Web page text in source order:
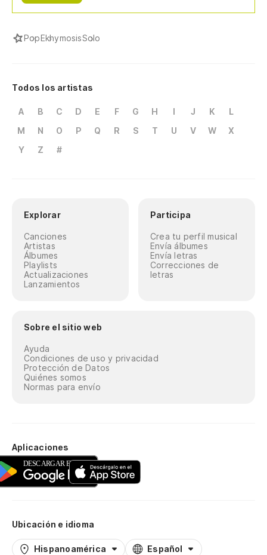
PopEkhymosisSolo
Todos los artistas
A B C D E F G H I J K
L
M
N O P Q R S T U V W
X
Y
Z #
Explorar
Canciones
Artistas
Álbumes
Playlists
Actualizaciones
Lanzamientos
Participa
Crea tu perfil musical
Envía álbumes
Envía letras
Correcciones de
letras
Sobre el sitio web
Ayuda
Condiciones de uso y privacidad
Protección de Datos
Quiénes somos
Normas para envío
Aplicaciones
Ubicación e idioma
Hispanoamérica Español